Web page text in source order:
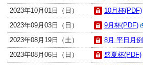
2023年10月01日（日）
10月杯(PDF)
2023年09月03日（日）
9月杯(PDF)
2023年08月19日（土）
8月 平日月
2023年08月06日（日）
盛夏杯(PDF)